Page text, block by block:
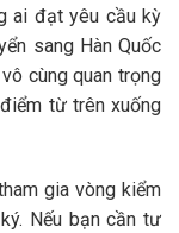
ai đạt yêu cầu kỳ
sang Hàn Quốc
cùng quan trọng
từ trên xuống
gia vòng kiểm
Nếu bạn cần tư